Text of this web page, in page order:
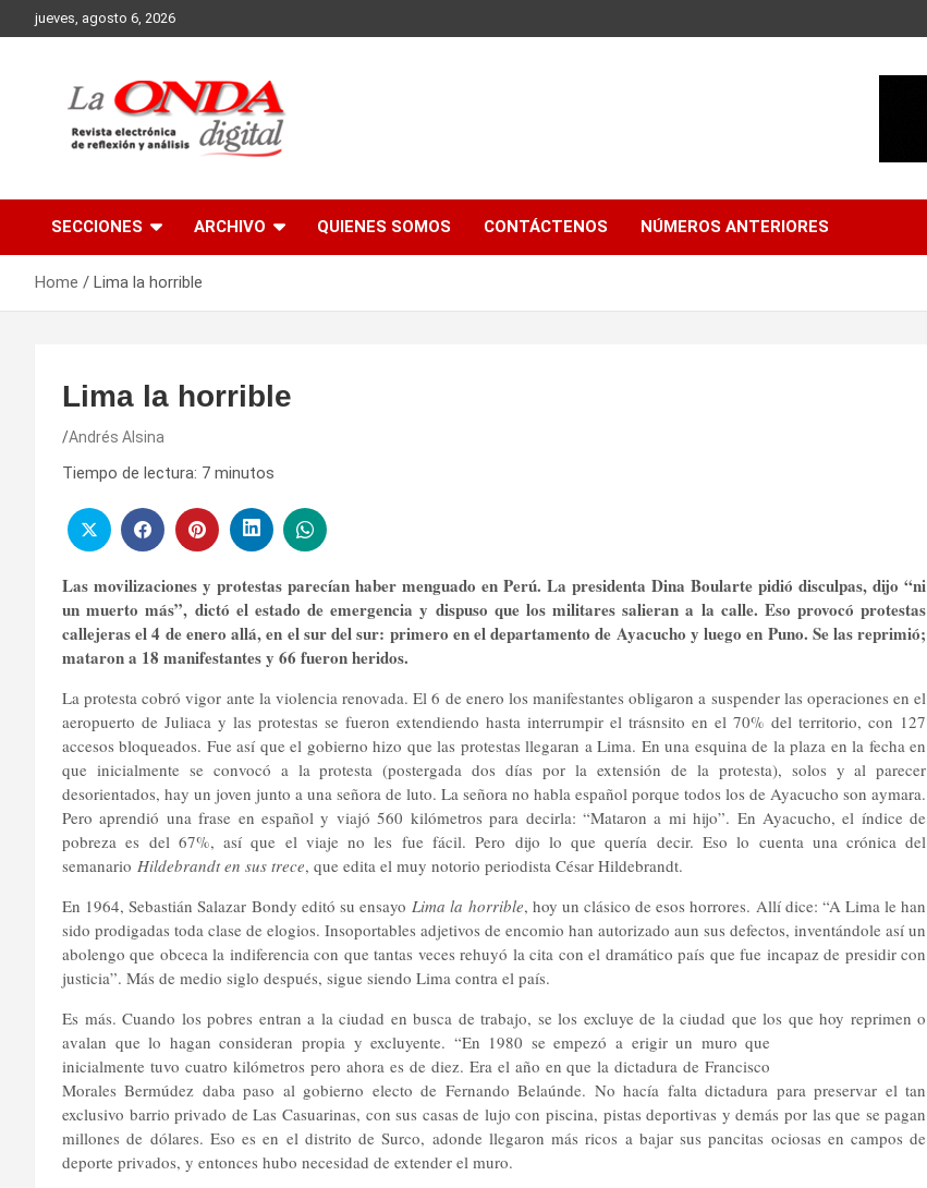
to
jueves, agosto 6, 2026
SECCIONES ARCHIVO QUIENES SOMOS CONTÁCTENOS NÚMEROS ANTERIORES
Home Lima la horrible
Lima la horrible
Andrés Alsina
Tiempo de lectura: 7 minutos
Las movilizaciones y protestas parecían haber menguado en Perú. La presidenta Dina Boularte pidió disculpas, dijo “ni
un muerto más”, dictó el estado de emergencia y dispuso que los militares salieran a la calle. Eso provocó protestas
callejeras el 4 de enero allá, en el sur del sur: primero en el departamento de Ayacucho y luego en Puno. Se las reprimió;
mataron a 18 manifestantes y 66 fueron heridos.
La protesta cobró vigor ante la violencia renovada. El 6 de enero los manifestantes obligaron a suspender las operaciones en el
aeropuerto de Juliaca y las protestas se fueron extendiendo hasta interrumpir el trásnsito en el 70% del territorio, con 127
accesos bloqueados. Fue así que el gobierno hizo que las protestas llegaran a Lima. En una esquina de la plaza en la fecha en
que inicialmente se convocó a la protesta (postergada dos días por la extensión de la protesta), solos y al parecer
desorientados, hay un joven junto a una señora de luto. La señora no habla español porque todos los de Ayacucho son aymara.
Pero aprendió una frase en español y viajó 560 kilómetros para decirla: “Mataron a mi hijo”. En Ayacucho, el índice de
pobreza es del 67%, así que el viaje no les fue fácil. Pero dijo lo que quería decir. Eso lo cuenta una crónica del
semanario Hildebrandt en sus trece, que edita el muy notorio periodista César Hildebrandt.
En 1964, Sebastián Salazar Bondy editó su ensayo Lima la horrible, hoy un clásico de esos horrores. Allí dice: “A Lima le han
sido prodigadas toda clase de elogios. Insoportables adjetivos de encomio han autorizado aun sus defectos, inventándole así un
abolengo que obceca la indiferencia con que tantas veces rehuyó la cita con el dramático país que fue incapaz de presidir con
justicia”. Más de medio siglo después, sigue siendo Lima contra el país.
Es más. Cuando los pobres entran a la ciudad en busca de trabajo, se los excluye de la ciudad que los que hoy reprimen o
avalan que lo haganconsideran propia y excluyente. “En 1980 se empezó a erigir un muro que
inicialmente tuvo cuatro kilómetros pero ahora es de diez. Era el año en que la dictadura de Francisco
Morales Bermúdez daba paso al gobierno electo de Fernando Belaúnde. No hacía falta dictadura para preservar el tan
exclusivo barrio privado de Las Casuarinas, con sus casas de lujo con piscina, pistas deportivas y demás por las que se pagan
millones de dólares. Eso es en el distrito de Surco, adonde llegaron más ricos a bajar sus pancitas ociosas en campos de
deporte privados, y entonces hubo necesidad de extender el muro.